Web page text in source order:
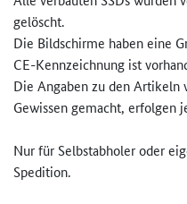
gelöscht.
Die Bildschirme haben eine
CE-Kennzeichnung ist
Die Angaben zu den Artikeln
Gewissen gemacht, erfolgen
Nur für Selbstabholer oder
Spedition.